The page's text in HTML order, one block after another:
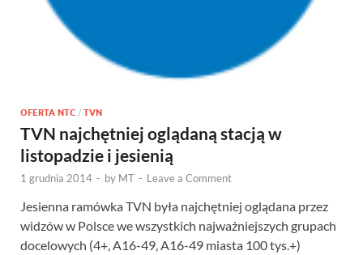
OFERTA NTC / TVN
TVN najchętniej oglądaną stacją w
listopadzie i jesienią
1 grudnia 2014 - by MT - Leave a Comment
Jesienna ramówka TVN była najchętniej oglądana przez
widzów w Polsce we wszystkich najważniejszych grupach
docelowych (4+, A16-49, A16-49 miasta 100 tys.+)